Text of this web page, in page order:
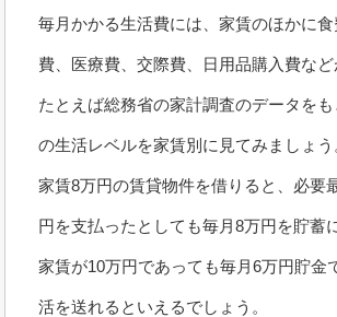
毎月かかる生活費には、家賃のほかに
費、医療費、交際費、日用品購入費など
たとえば総務省の家計調査のデータを
の生活レベルを家賃別に見てみましょう
家賃8万円の賃貸物件を借りると、必要
円を支払ったとしても毎月8万円を貯蓄
家賃が10万円であっても毎月6万円貯金
活を送れるといえるでしょう。